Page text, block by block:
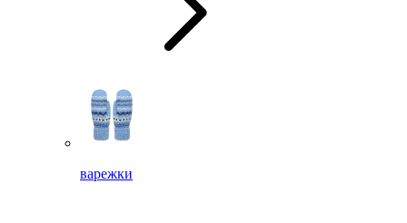
варежки